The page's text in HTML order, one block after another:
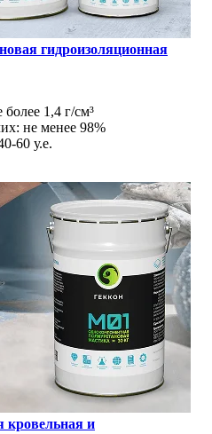
гидроизоляционная
более 1,4 г/см³
не менее 98%
60 у.е.
кровельная и